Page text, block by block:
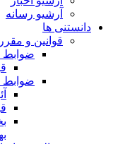
آرشیو رسانه
دانستنی ها
قوانین و
ضوابط
ضوابط